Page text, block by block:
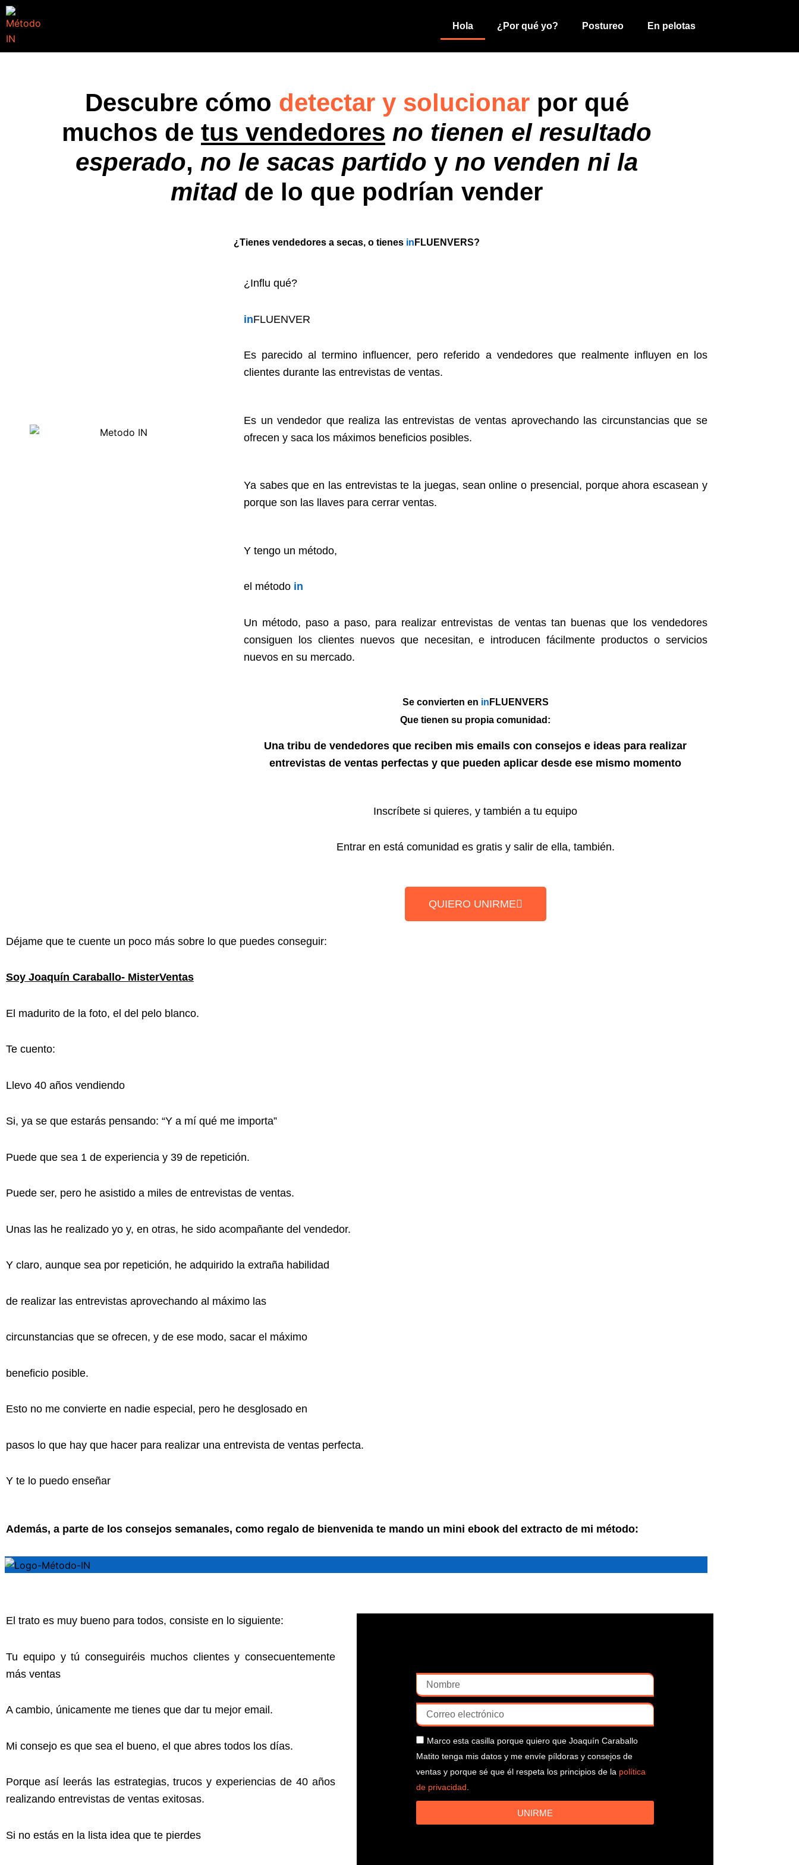
Hola ¿Por qué yo? Postureo En pelotas
Descubre cómo detectar y solucionarpor qué
muchos de tus vendedores no tienen el resultado
esperado, no le sacas partido y no venden ni la
mitadde lo que podrían vender
¿Tienes vendedores a secas, o tienes in FLUENVERS?
¿Influ qué?
inFLUENVER
Es parecido al termino influencer, pero referido a vendedores que realmente influyen en los
clientes durante las entrevistas de ventas.
Es un vendedor que realiza las entrevistas de ventas aprovechando las circunstancias que se
ofrecen y saca los máximos beneficios posibles.
Ya sabes que en las entrevistas te la juegas, sean online o presencial, porque ahora escasean y
porque son las llaves para cerrar ventas.
Y tengo un método,
el método in
Un método, paso a paso, para realizar entrevistas de ventas tan buenas que los vendedores
consiguen los clientes nuevos que necesitan, e introducen fácilmente productos o servicios
nuevos en su mercado.
Se convierten en in FLUENVERS
Que tienen su propia comunidad:
Una tribu de vendedores que reciben mis emails con consejos e ideas para realizar
entrevistas de ventas perfectas y que pueden aplicar desde ese mismo momento
Inscríbete si quieres, y también a tu equipo
Entrar en está comunidad es gratis y salir de ella, también.
QUIERO UNIRME
Déjame que te cuente un poco más sobre lo que puedes conseguir:
Soy Joaquín Caraballo- MisterVentas
El madurito de la foto, el del pelo blanco.
Te cuento:
Llevo 40 años vendiendo
Si, ya se que estarás pensando: “Y a mí qué me importa”
Puede que sea 1 de experiencia y 39 de repetición.
Puede ser, pero he asistido a miles de entrevistas de ventas.
Unas las he realizado yo y, en otras, he sido acompañante del vendedor.
Y claro, aunque sea por repetición, he adquirido la extraña habilidad
de realizar las entrevistas aprovechando al máximo las
circunstancias que se ofrecen, y de ese modo, sacar el máximo
beneficio posible.
Esto no me convierte en nadie especial, pero he desglosado en
pasos lo que hay que hacer para realizar una entrevista de ventas perfecta.
Y te lo puedo enseñar
Además, a parte de los consejos semanales, como regalo de bienvenida te mando un mini ebook del extracto de mi método:
El trato es muy bueno para todos, consiste en lo siguiente:
Tu equipo y tú conseguiréis muchos clientes y consecuentemente
más ventas
A cambio, únicamente me tienes que dar tu mejor email.
Mi consejo es que sea el bueno, el que abres todos los días.
Porque así leerás las estrategias, trucos y experiencias de 40 años
realizando entrevistas de ventas exitosas.
Si no estás en la lista idea que te pierdes
Marco esta casilla porque quiero que Joaquín Caraballo
Matito tenga mis datos y me envíe píldoras y consejos de
ventas y porque sé que él respeta los principios de la política
de privacidad
UNIRME